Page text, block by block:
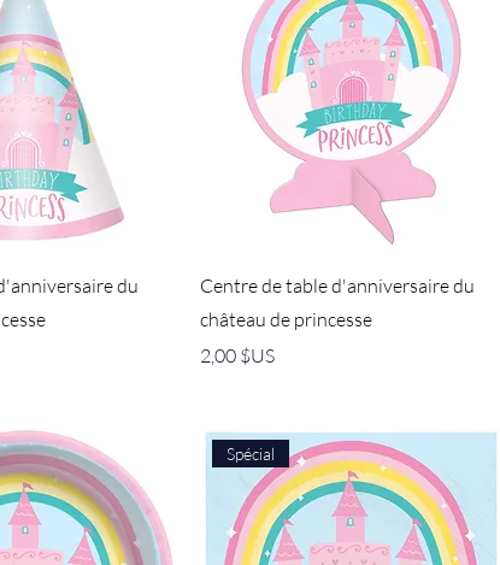
du
Centre de table d'anniversaire du
château de princesse
Prix
2,00 $US
Spécial